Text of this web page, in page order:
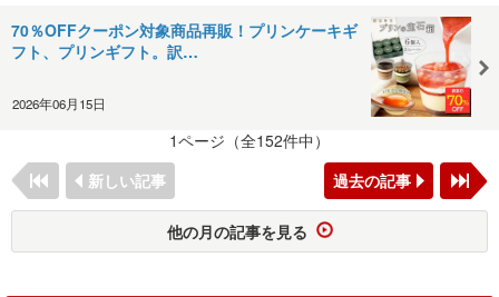
70％OFFクーポン対象商品再販！プリンケーキギ
フト、プリンギフト。訳…
2026年06月15日
1ページ（全152件中）
新しい記事
過去の記事
他の月の記事を見る